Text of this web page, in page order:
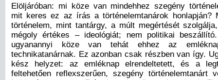
Elöljáróban: mi köze van mindehhez szegény
mit keres ez az írás a történelemtanárok honlapján?
történelem, mint tantárgy, a múlt megértését
mégoly értékes – ideológiát; nem politikai
ugyanannyi köze van tehát ehhez az
technikatanárnak. Ez azonban csak részben van így.
kész helyzet: az emléknap elrendeltetett, és a
feltehetően reflexszerűen, szegény történelemtanárt